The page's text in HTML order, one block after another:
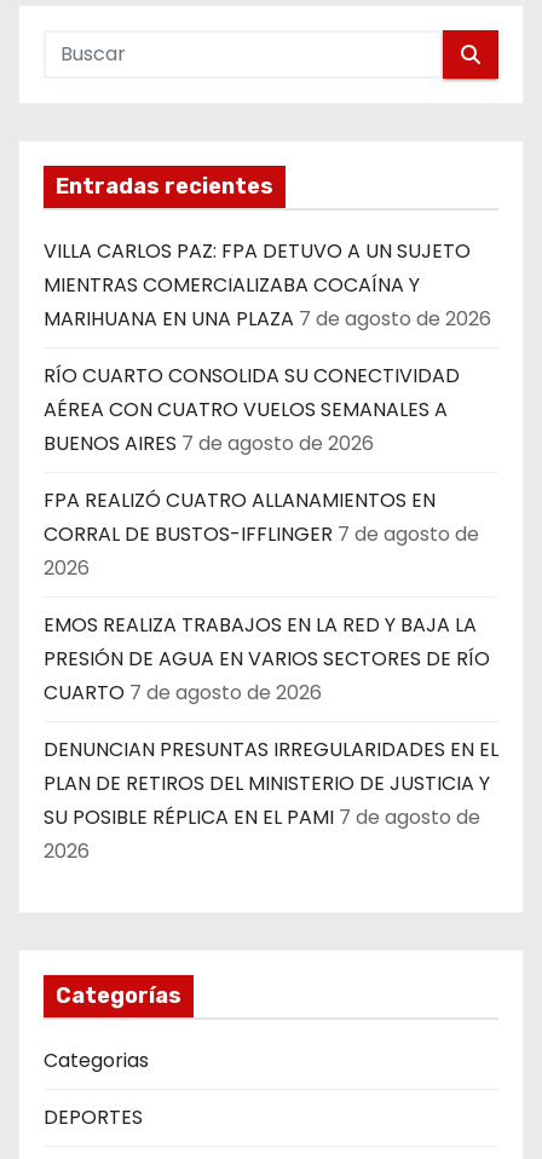
Entradas recientes
VILLA CARLOS PAZ: FPA DETUVO A UN SUJETO
MIENTRAS COMERCIALIZABA COCAÍNA Y
MARIHUANA EN UNA PLAZA 7 de agosto de 2026
RÍO CUARTO CONSOLIDA SU CONECTIVIDAD
AÉREA CON CUATRO VUELOS SEMANALES A
BUENOS AIRES 7 de agosto de 2026
FPA REALIZÓ CUATRO ALLANAMIENTOS EN
CORRAL DE BUSTOS-IFFLINGER 7 de agosto de
2026
EMOS REALIZA TRABAJOS EN LA RED Y BAJA LA
PRESIÓN DE AGUA EN VARIOS SECTORES DE RÍO
CUARTO 7 de agosto de 2026
DENUNCIAN PRESUNTAS IRREGULARIDADES EN EL
PLAN DE RETIROS DEL MINISTERIO DE JUSTICIA Y
SU POSIBLE RÉPLICA EN EL PAMI 7 de agosto de
2026
Categorías
Categorias
DEPORTES